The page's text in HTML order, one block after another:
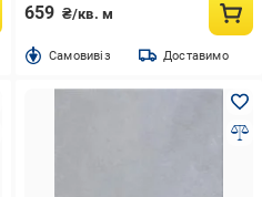
659 ₴/кв. м
Cамовивіз Доставимо